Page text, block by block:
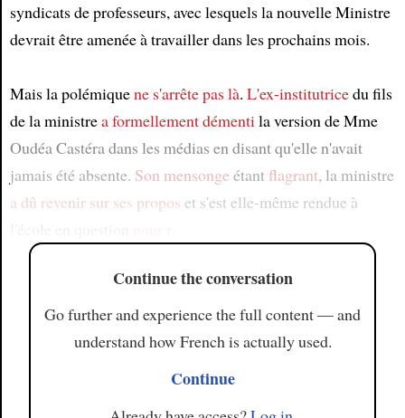
syndicats de professeurs, avec lesquels la nouvelle Ministre
devrait être amenée à travailler dans les prochains mois.
Mais la polémiquene s'arrête pas là. L'ex-institutricedu fils
de la ministrea formellement démentila version de Mme
Oudéa Castéra dans les médias en disant qu'elle n'avait
jamais été absente. Son mensonge étant flagrant, la ministre
a dû revenir sur ses propos et s'est elle-même rendue à
Continue the conversation
Go further and experience the full content — and
understand how French is actually used.
Continue